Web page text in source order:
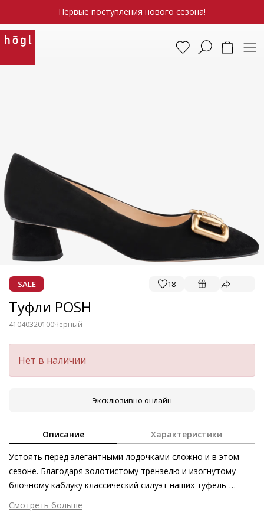
Первые поступления нового сезона!
SALE 18
Туфли POSH
41040320100Чёрный
Нет в наличии
Эксклюзивно онлайн
Описание Характеристики
Устоять перед элегантными лодочками сложно и в этом
сезоне. Благодаря золотистому трензелю и изогнутому
блочному каблуку классический силуэт наших туфель-
лодочек POSH из велюровой кожи стал ещё более
актуальным. Стильный аксессуар выполнен из этичной и
Смотреть больше